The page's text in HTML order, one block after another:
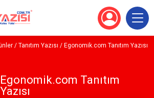
/ Tanıtım Yazısı / Egonomik.com Tanıtım Yazısı
Egonomik.com Tanıtım
Yazısı